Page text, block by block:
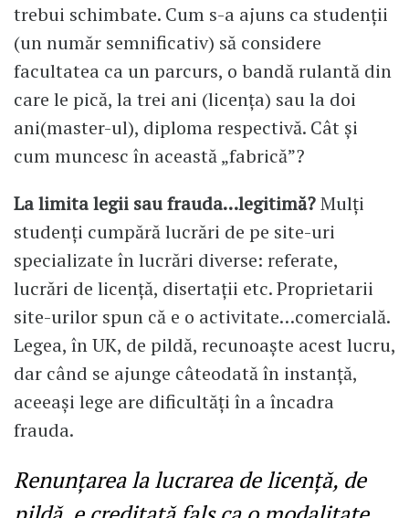
trebui schimbate. Cum s-a ajuns ca studenții
(un număr semnificativ) să considere
facultatea ca un parcurs, o bandă rulantă din
care le pică, la trei ani (licența) sau la doi
ani(master-ul), diploma respectivă. Cât și
cum muncesc în această „fabrică”?
La limita legii sau frauda…legitimă?Mulți
studenți cumpără lucrări de pe site-uri
specializate în lucrări diverse: referate,
lucrări de licență, disertații etc. Proprietarii
site-urilor spun că e o activitate…comercială.
Legea, în UK, de pildă, recunoaște acest lucru,
dar când se ajunge câteodată în instanță,
aceeași lege are dificultăți în a încadra
frauda.
Renunțarea la lucrarea de licență, de